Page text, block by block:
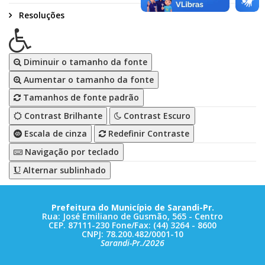
Resoluções
Diminuir o tamanho da fonte
Aumentar o tamanho da fonte
Tamanhos de fonte padrão
Contrast Brilhante
Contrast Escuro
Escala de cinza
Redefinir Contraste
Navigação por teclado
Alternar sublinhado
Prefeitura do Município de Sarandi-Pr.
Rua: José Emiliano de Gusmão, 565 - Centro
CEP. 87111-230 Fone/Fax: (44) 3264 - 8600
CNPJ: 78.200.482/0001-10
Sarandi-Pr./2026